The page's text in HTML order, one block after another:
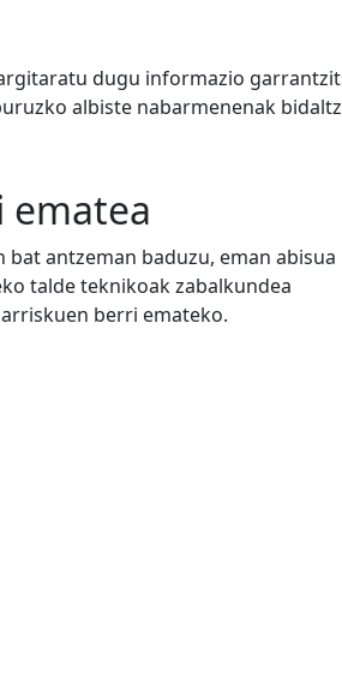
dugu informazio
albiste nabarmenenak
ematea
antzeman baduzu, eman abisua
talde teknikoak zabalkundea
berri emateko.